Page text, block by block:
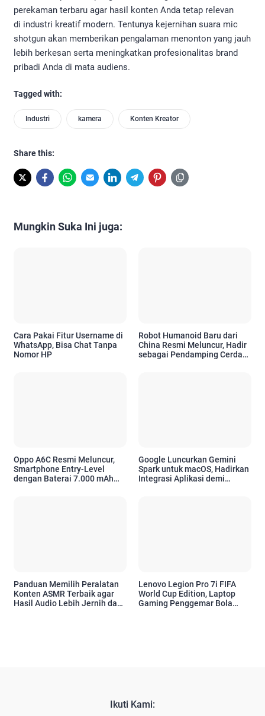
perekaman terbaru agar hasil konten Anda tetap relevan
di industri kreatif modern. Tentunya kejernihan suara mic
shotgun akan memberikan pengalaman menonton yang jauh
lebih berkesan serta meningkatkan profesionalitas brand
pribadi Anda di mata audiens.
Tagged with:
Industri kamera Konten Kreator
Share this:
Mungkin Suka Ini juga:
Cara Pakai Fitur Username di
WhatsApp, Bisa Chat Tanpa
Nomor HP
Robot Humanoid Baru dari
China Resmi Meluncur, Hadir
sebagai Pendamping Cerdas
Oppo A6C Resmi Meluncur,
Smartphone Entry-Level
dengan Baterai 7.000 mAh
Google Luncurkan Gemini
Spark untuk macOS, Hadirkan
Integrasi Aplikasi demi
Panduan Memilih Peralatan
Konten ASMR Terbaik agar
Hasil Audio Lebih Jernih dan
Lenovo Legion Pro 7i FIFA
World Cup Edition, Laptop
Gaming Penggemar Bola
Ikuti Kami: